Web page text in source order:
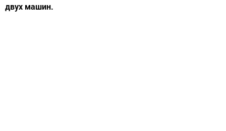
двух машин.